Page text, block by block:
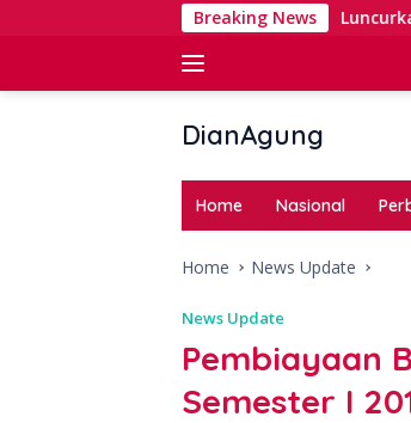
Breaking News
Luncurkan Digination,
DianAgung
Web
Insights
Home Nasional
Home News Update
News Update
Pembiayaan
Semester I